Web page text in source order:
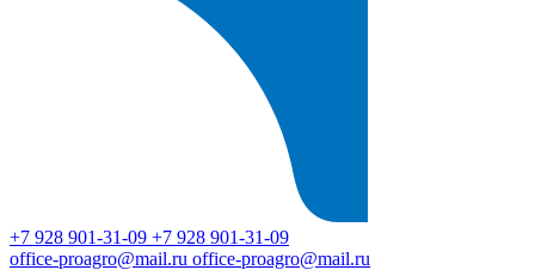
+7 928 901-31-09 +7 928 901-31-09
office-proagro@mail.ru office-proagro@mail.ru